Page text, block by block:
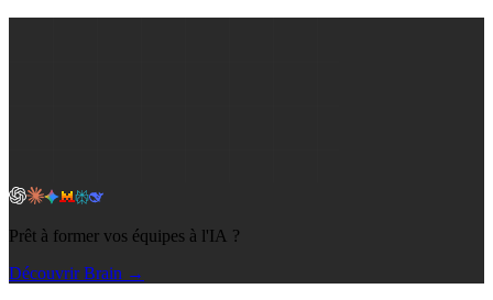
Prêt à former vos équipes à l'IA ?
Découvrir Brain →